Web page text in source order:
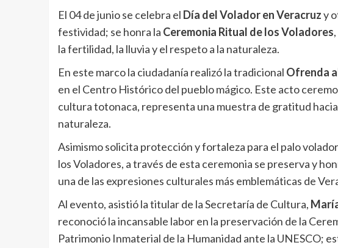
El 04 de junio se celebra el Día del Volador en Veracruzy
festividad; se honra la Ceremonia Ritual de los Voladores
la fertilidad, la lluvia y el respeto a la naturaleza.
En este marco la ciudadanía realizó la tradicional Ofrenda
en el Centro Histórico del pueblo mágico. Este acto
cultura totonaca, representa una muestra de gratitud
naturaleza.
Asimismo solicita protección y fortaleza para el palo
los Voladores, a través de esta ceremonia se preserva y
una de las expresiones culturales más emblemáticas de
Al evento, asistió la titular de la Secretaría de Cultura,
reconoció la incansable labor en la preservación de la
Patrimonio Inmaterial de la Humanidad ante la UNESCO;